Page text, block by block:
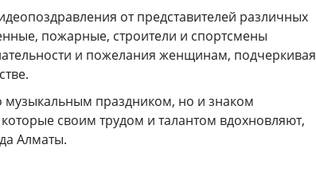
от представителей различных
пожарные, строители и спортсмены
и пожелания женщинам, подчеркивая
музыкальным праздником, но и знаком
своим трудом и талантом вдохновляют,
Алматы.